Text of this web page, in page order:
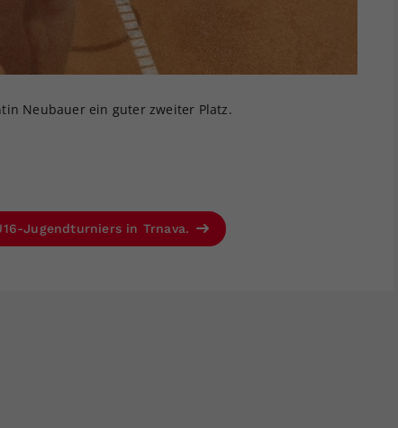
Neubauer ein guter zweiter Platz.
Jugendturniers in Trnava.